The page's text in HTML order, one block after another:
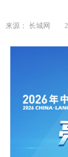
来源： 长城网